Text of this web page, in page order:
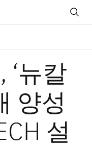
뉴칼
양성
설